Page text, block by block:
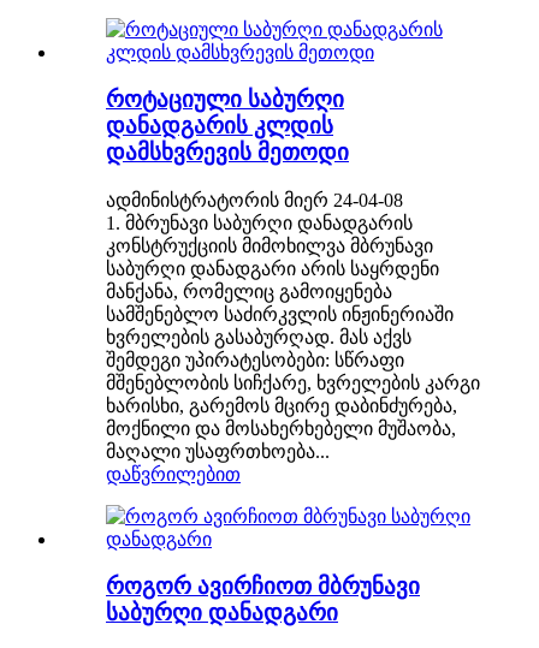
როტაციული საბურღი
დანადგარის კლდის
დამსხვრევის მეთოდი
ადმინისტრატორის მიერ 24-04-08
1. მბრუნავი საბურღი დანადგარის
კონსტრუქციის მიმოხილვა მბრუნავი
საბურღი დანადგარი არის საყრდენი
მანქანა, რომელიც გამოიყენება
სამშენებლო საძირკვლის ინჟინერიაში
ხვრელების გასაბურღად. მას აქვს
შემდეგი უპირატესობები: სწრაფი
მშენებლობის სიჩქარე, ხვრელების კარგი
ხარისხი, გარემოს მცირე დაბინძურება,
მოქნილი და მოსახერხებელი მუშაობა,
მაღალი უსაფრთხოება...
დაწვრილებით
როგორ ავირჩიოთ მბრუნავი
საბურღი დანადგარი